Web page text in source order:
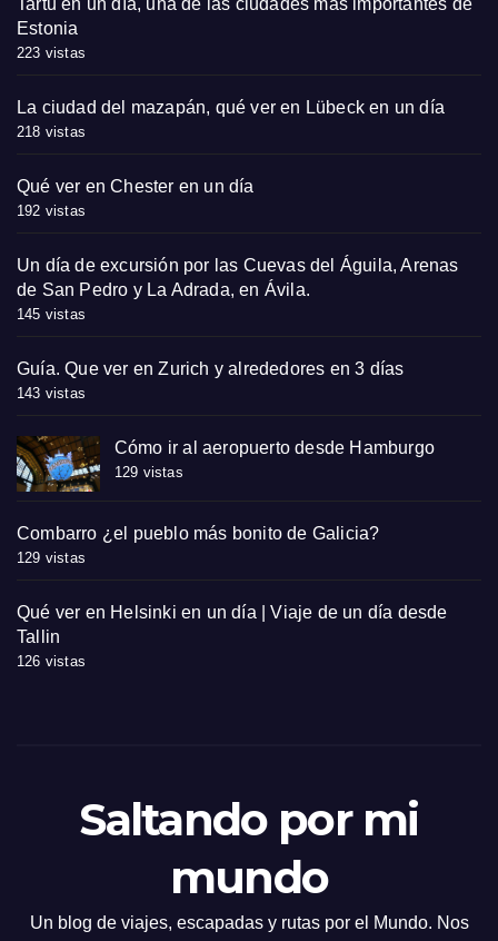
Tartu en un día, una de las ciudades más importantes de
Estonia
223 vistas
La ciudad del mazapán, qué ver en Lübeck en un día
218 vistas
Qué ver en Chester en un día
192 vistas
Un día de excursión por las Cuevas del Águila, Arenas
de San Pedro y La Adrada, en Ávila.
145 vistas
Guía. Que ver en Zurich y alrededores en 3 días
143 vistas
Cómo ir al aeropuerto desde Hamburgo
129 vistas
Combarro ¿el pueblo más bonito de Galicia?
129 vistas
Qué ver en Helsinki en un día | Viaje de un día desde
Tallin
126 vistas
Saltando por mi
mundo
Un blog de viajes, escapadas y rutas por el Mundo. Nos